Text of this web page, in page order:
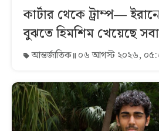
কার্টার থেকে ট্রাম্প—
বুঝতে হিমশিম খেয়েছে
আন্তর্জাতিক ০৬ আগস্ট ২০২৬,